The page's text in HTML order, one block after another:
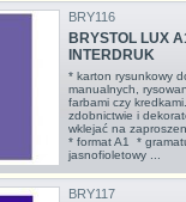
BRY116
BRYSTOL LUX
INTERDRUK
* karton rysunkowy
manualnych,
farbami czy
zdobnictwie i
wklejać na
* format A1 *
jasnofioletowy ...
BRY117